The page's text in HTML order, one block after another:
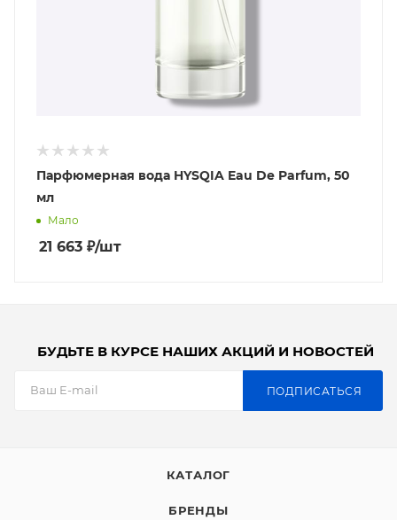
Парфюмерная вода HYSQIA Eau De Parfum, 50
мл
Мало
21 663 ₽/шт
БУДЬТЕ В КУРСЕ НАШИХ АКЦИЙ И НОВОСТЕЙ
ПОДПИСАТЬСЯ
КАТАЛОГ
БРЕНДЫ